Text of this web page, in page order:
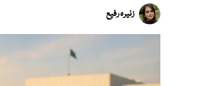
زنیرہ رفیع